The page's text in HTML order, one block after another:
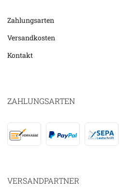
Zahlungsarten
Versandkosten
Kontakt
ZAHLUNGSARTEN
VERSANDPARTNER